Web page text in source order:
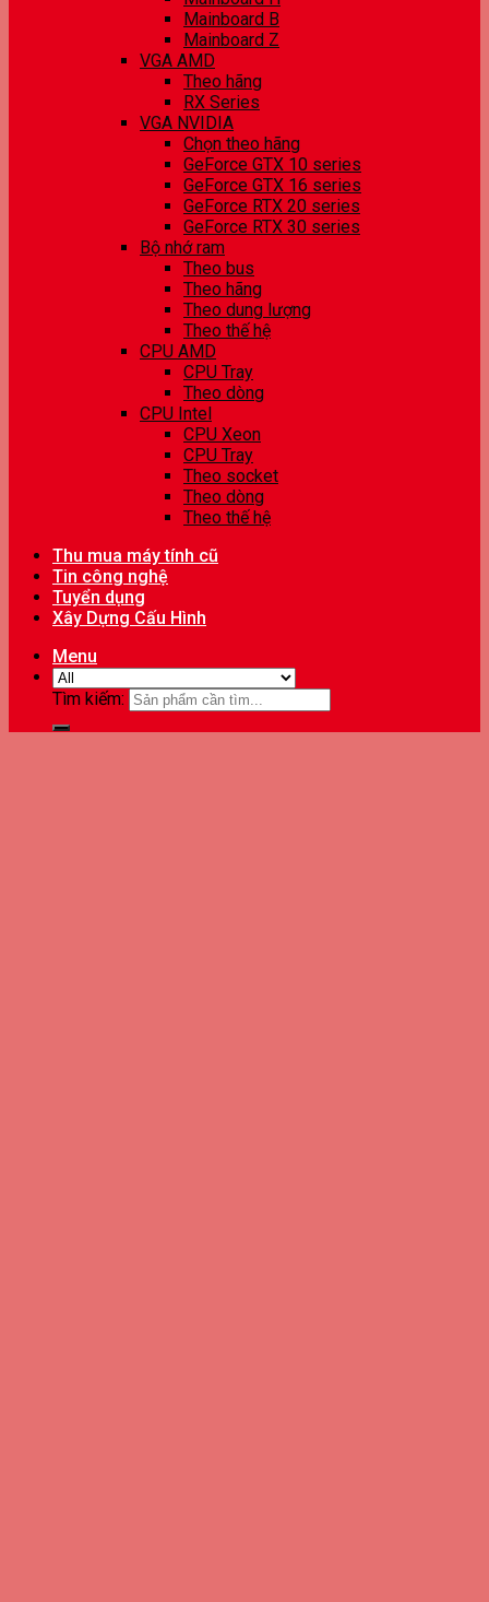
Mainboard B
Mainboard Z
VGA AMD
Theo hãng
RX Series
VGA NVIDIA
Chọn theo hãng
GeForce GTX 10 series
GeForce GTX 16 series
GeForce RTX 20 series
GeForce RTX 30 series
Bộ nhớ ram
Theo bus
Theo hãng
Theo dung lượng
Theo thế hệ
CPU AMD
CPU Tray
Theo dòng
CPU Intel
CPU Xeon
CPU Tray
Theo socket
Theo dòng
Theo thế hệ
Thu mua máy tính cũ
Tin công nghệ
Tuyển dụng
Xây Dựng Cấu Hình
Menu
Tìm kiếm: